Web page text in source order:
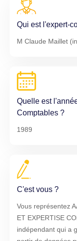
Qui est l'expert-
M Claude Maillet
Quelle est
Comptables ?
1989
C'est vous ?
Vous représentez
ET EXPERTISE
indépendant qui a